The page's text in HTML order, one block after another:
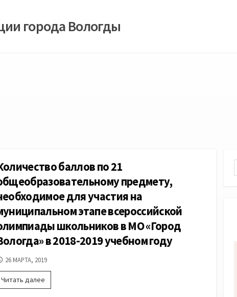
города Вологды
баллов по 21
предмету,
для участия на
этапе всероссийской
школьников в МО «Город
в 2018-2019 учебном году
ДАТА
ПУБЛИКАЦИИ
26 МАРТА, 2019
Читать далееКоличество
баллов